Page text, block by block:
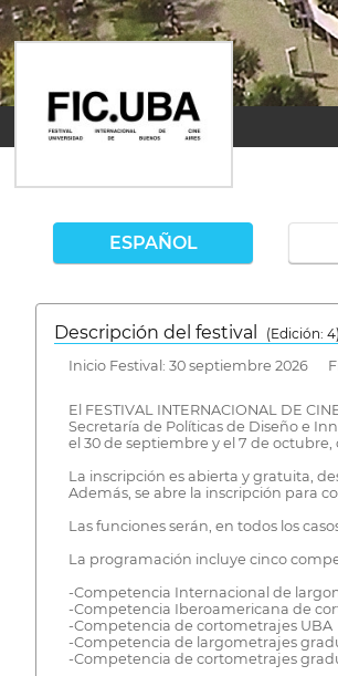
ESPAÑOL
Descripción del festival
( Edición: 4)
Inicio Festival: 30 septiembre 2026
El FESTIVAL INTERNACIONAL DE
Secretaría de Políticas de Diseño e
el 30 de septiembre y el 7 de
La inscripción es abierta y gratuita,
Además, se abre la inscripción para
Las funciones serán, en todos los
La programación incluye cinco
-Competencia Internacional de
-Competencia Iberoamericana de
-Competencia de cortometrajes UBA
-Competencia de largometrajes
-Competencia de cortometrajes